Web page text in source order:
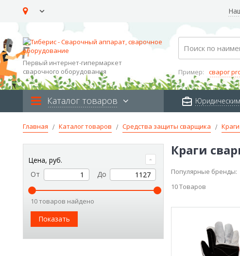
Первый интернет-гипермаркет
сварочного оборудования
Search
Пример: сварог
Каталог товаров
Главная Каталог товаров Средства защиты сварщика
Краги
Популярные бренды:
10Товаров
Цена, руб.
От
До
10 товаров найдено
Показать